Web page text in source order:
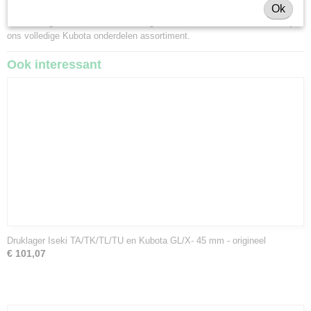
Heeft u nog andere onderdelen nodig voor uw Kubota minitractor? Bekijk
ons volledige Kubota onderdelen assortiment.
Ook interessant
Druklager Iseki TA/TK/TL/TU en Kubota GL/X- 45 mm - origineel
€ 101,07
Ok